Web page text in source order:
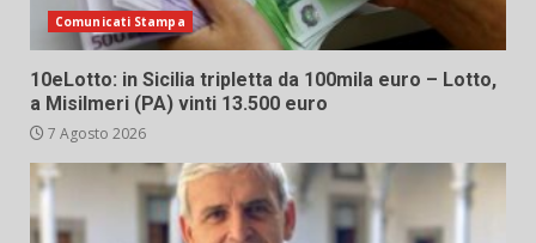
Comunicati Stampa
10eLotto: in Sicilia tripletta da 100mila euro – Lotto,
a Misilmeri (PA) vinti 13.500 euro
7 Agosto 2026